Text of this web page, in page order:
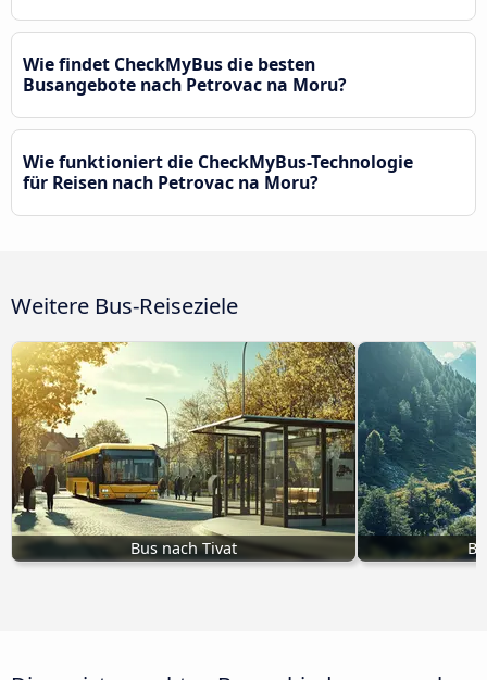
Wie findet CheckMyBus die besten
Busangebote nach Petrovac na Moru?
Wie funktioniert die CheckMyBus-Technologie
für Reisen nach Petrovac na Moru?
Weitere Bus-Reiseziele
Bus nach Tivat